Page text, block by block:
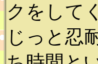
クをして
じっと忍